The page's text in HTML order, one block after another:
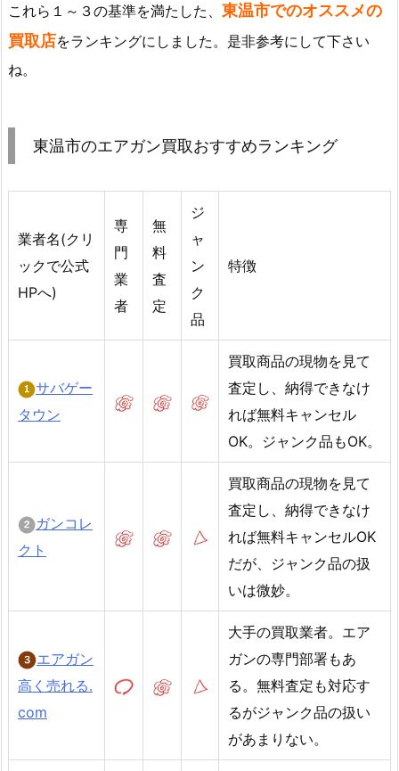
これら１～３の基準を満たした、 東温市でのオススメの
買取店をランキングにしました。是非参考にして下さい
ね。
東温市のエアガン買取おすすめランキング
業者名(クリ
ックで公式
HPへ)
専
門
業
者
無
料
査
定
ジ
ャ
ン
ク
品
特徴
サバゲー
タウン
買取商品の現物を見て
査定し、納得できなけ
れば無料キャンセル
OK。ジャンク品もOK。
ガンコレ
クト
買取商品の現物を見て
査定し、納得できなけ
れば無料キャンセルOK
だが、ジャンク品の扱
いは微妙。
エアガン
高く売れる.
com
大手の買取業者。エア
ガンの専門部署もあ
る。無料査定も対応す
るがジャンク品の扱い
があまりない。